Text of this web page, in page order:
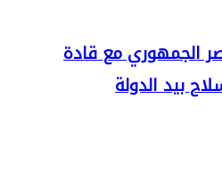
الجمهوري مع قادة
بيد الدولة